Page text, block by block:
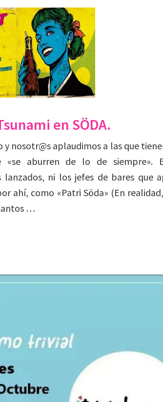
en SÖDA.
y nosotr@s aplaudimos a las que
«se aburren de lo de siempre».
lanzados, ni los jefes de bares que
ahí, como «Patri Söda» (En
…